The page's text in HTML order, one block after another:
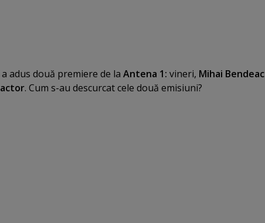
adus două premiere de la Antena 1: vineri, Mihai Bendeac
. Cum s-au descurcat cele două emisiuni?